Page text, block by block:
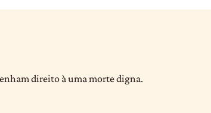
direito à uma morte digna.